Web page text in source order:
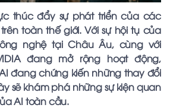
thúc đẩy sự phát triển của các
toàn thế giới. Với sự hội tụ của
nghệ tại Châu Âu, cùng với
đang mở rộng hoạt động,
đang chứng kiến những thay đổi
sẽ khám phá những sự kiện quan
AI toàn cầu.